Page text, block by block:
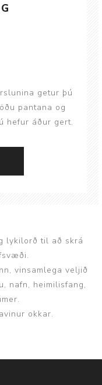
getur þú
pantana og
hefur áður gert.
lykilorð til að skrá
vinsamlega veljið
nafn, heimilisfang,
okkar.